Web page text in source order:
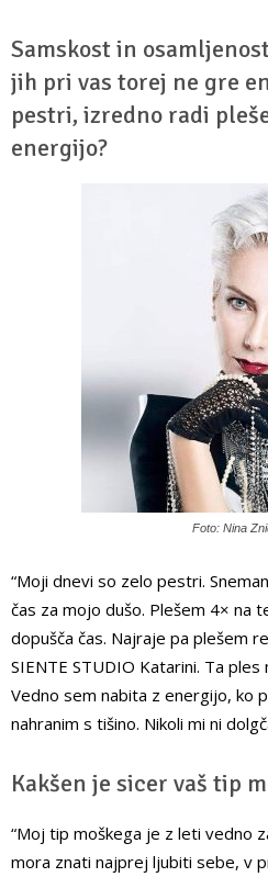
Samskost in
jih pri vas torej ne gre
pestri, izredno radi
energijo?
Foto: Nina
“Moji dnevi so zelo pestri.
čas za mojo dušo. Plešem 4× na
dopušča čas. Najraje pa plešem
SIENTE STUDIO Katarini. Ta
Vedno sem nabita z energijo, ko
nahranim s tišino. Nikoli mi ni
Kakšen je sicer vaš tip
“Moj tip moškega je z leti vedno
mora znati najprej ljubiti sebe, v